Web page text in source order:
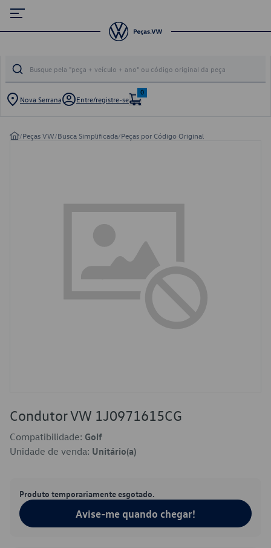
Nova Serrana Entre/registre-se
0
/Peças VW/Busca Simplificada/Peças por Código Original
Condutor VW 1J0971615CG
Compatibilidade: Golf
Unidade de venda: Unitário(a)
Produto temporariamente esgotado.
Avise-me quando chegar!